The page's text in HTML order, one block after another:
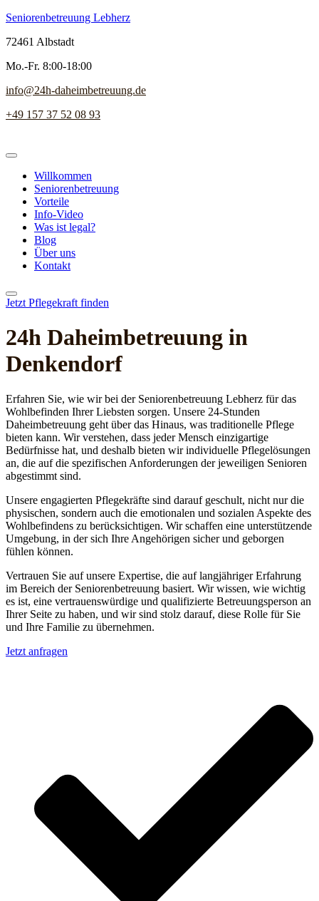
Seniorenbetreuung Lebherz
72461 Albstadt
Mo.-Fr. 8:00-18:00
info@24h-daheimbetreuung.de
+49 157 37 52 08 93
Willkommen
Seniorenbetreuung
Vorteile
Info-Video
Was ist legal?
Blog
Über uns
Kontakt
Jetzt Pflegekraft finden
24h Daheim­betreuung in
Denkendorf
Erfahren Sie, wie wir bei der Seniorenbetreuung Lebherz für das
Wohlbefinden Ihrer Liebsten sorgen. Unsere 24-Stunden
Daheimbetreuung geht über das Hinaus, was traditionelle Pflege
bieten kann. Wir verstehen, dass jeder Mensch einzigartige
Bedürfnisse hat, und deshalb bieten wir individuelle Pflegelösungen
an, die auf die spezifischen Anforderungen der jeweiligen Senioren
abgestimmt sind.
Unsere engagierten Pflegekräfte sind darauf geschult, nicht nur die
physischen, sondern auch die emotionalen und sozialen Aspekte des
Wohlbefindens zu berücksichtigen. Wir schaffen eine unterstützende
Umgebung, in der sich Ihre Angehörigen sicher und geborgen
fühlen können.
Vertrauen Sie auf unsere Expertise, die auf langjähriger Erfahrung
im Bereich der Seniorenbetreuung basiert. Wir wissen, wie wichtig
es ist, eine vertrauenswürdige und qualifizierte Betreuungsperson an
Ihrer Seite zu haben, und wir sind stolz darauf, diese Rolle für Sie
und Ihre Familie zu übernehmen.
Jetzt anfragen